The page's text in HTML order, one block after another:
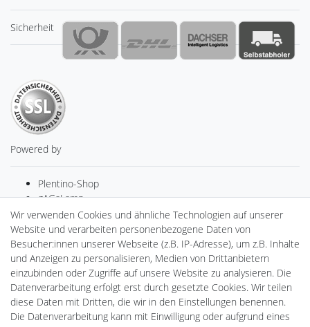
Sicherheit
Powered by
Plentino-Shop
gAGaLamp
Drohnenstore24
Cardanlight-Shop
Batteriespeicher
PlentiSolar
Gebrauchtlicht
Ledkauf
DEYESOLAR
Lightech Connect
Wir verwenden Cookies und ähnliche Technologien auf unserer
Website und verarbeiten personenbezogene Daten von
Besucher:innen unserer Webseite (z.B. IP-Adresse), um z.B. Inhalte
und Anzeigen zu personalisieren, Medien von Drittanbietern
einzubinden oder Zugriffe auf unsere Website zu analysieren. Die
Datenverarbeitung erfolgt erst durch gesetzte Cookies. Wir teilen
diese Daten mit Dritten, die wir in den Einstellungen benennen.
Die Datenverarbeitung kann mit Einwilligung oder aufgrund eines